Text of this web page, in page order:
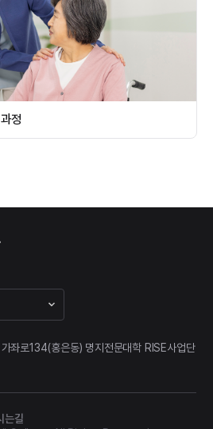
정
좌로134(홍은동) 명지전문대학 RISE사업단
는길